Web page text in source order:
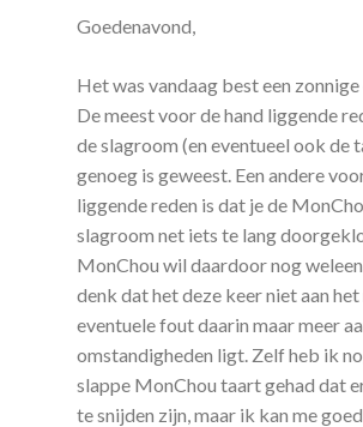
Goedenavond,
Het was vandaag best een
De meest voor de hand liggende
de slagroom (en eventueel ook de
genoeg is geweest. Een andere
liggende reden is dat je de
slagroom net iets te lang
MonChou wil daardoor nog
denk dat het deze keer niet aan
eventuele fout daarin maar meer
omstandigheden ligt. Zelf heb ik
slappe MonChou taart gehad dat
te snijden zijn, maar ik kan me